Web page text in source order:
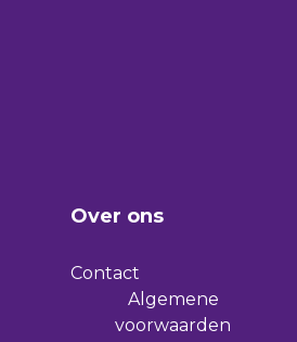
Over ons
Contact
Algemene
voorwaarden